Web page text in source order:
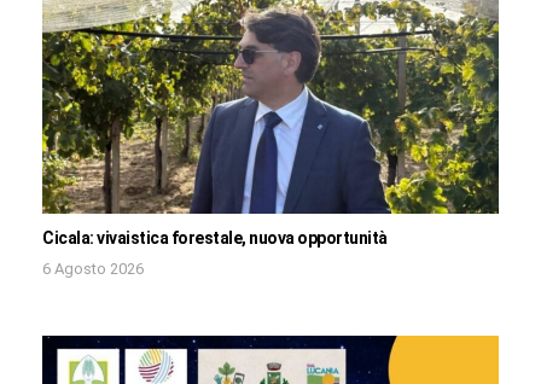
Cicala: vivaistica forestale, nuova opportunità
6 Agosto 2026